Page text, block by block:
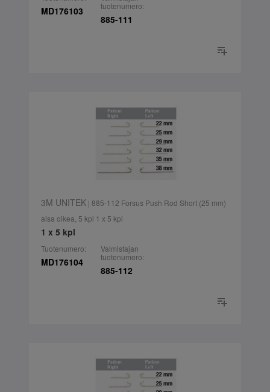
MD176103
tuotenumero:
885-111
3M UNITEK| 885-112 Forsus Push Rod Short (25 mm)
aisa oikea, 5 kpl 1 x 5 kpl
1 x 5 kpl
Tuotenumero:
MD176104
Valmistajan
tuotenumero:
885-112